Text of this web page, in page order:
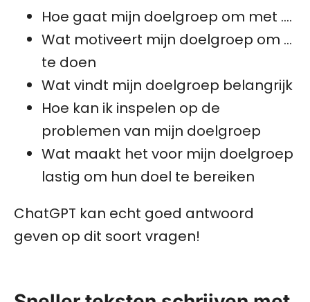
Hoe gaat mijn doelgroep om met ….
Wat motiveert mijn doelgroep om …
te doen
Wat vindt mijn doelgroep belangrijk
Hoe kan ik inspelen op de
problemen van mijn doelgroep
Wat maakt het voor mijn doelgroep
lastig om hun doel te bereiken
ChatGPT kan echt goed antwoord
geven op dit soort vragen!